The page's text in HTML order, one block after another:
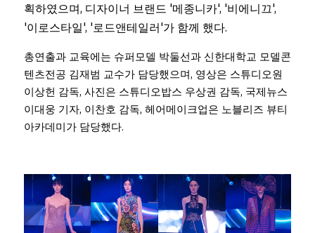
획하였으며, 디자이너 브랜드 '메종니카', '비에니끄',
'이로스타일', '로드앤테일러'가 함께 했다.
총연출과 교육에는 슈퍼모델 박둘선과 신한대학교 모델콘
텐츠전공 김재범 교수가 담당했으며, 영상은 스튜디오원
이상헌 감독, 사진은 스튜디오밥스 우상권 감독, 국제뉴스
이대웅 기자, 이찬호 감독, 헤어메이크업은 노블리즈 뷰티
아카데미가 담당했다.